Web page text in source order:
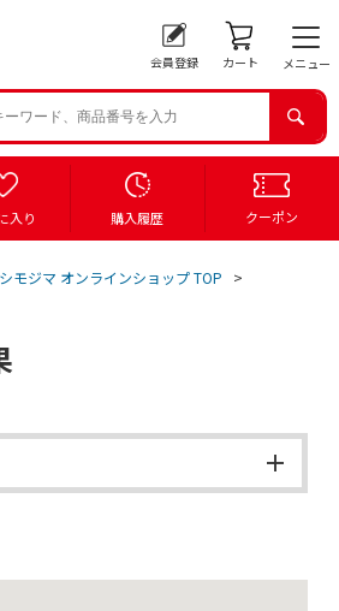
会員登録 カート メニュー
入り 購入履歴 クーポン
モジマ オンラインショップ TOP
>